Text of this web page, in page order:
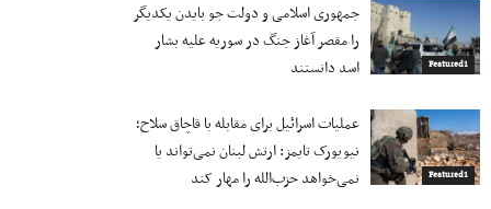
Featured1
جمهوری اسلامی و دولت جو بایدن یکدیگر
را مقصر آغاز جنگ در سوریه علیه بشار
اسد دانستند
Featured1
عملیات اسرائیل برای مقابله با قاچاق سلاح؛
نیویورک تایمز: ارتش لبنان نمی‌تواند یا
نمی‌خواهد حزب‌الله را مهار کند